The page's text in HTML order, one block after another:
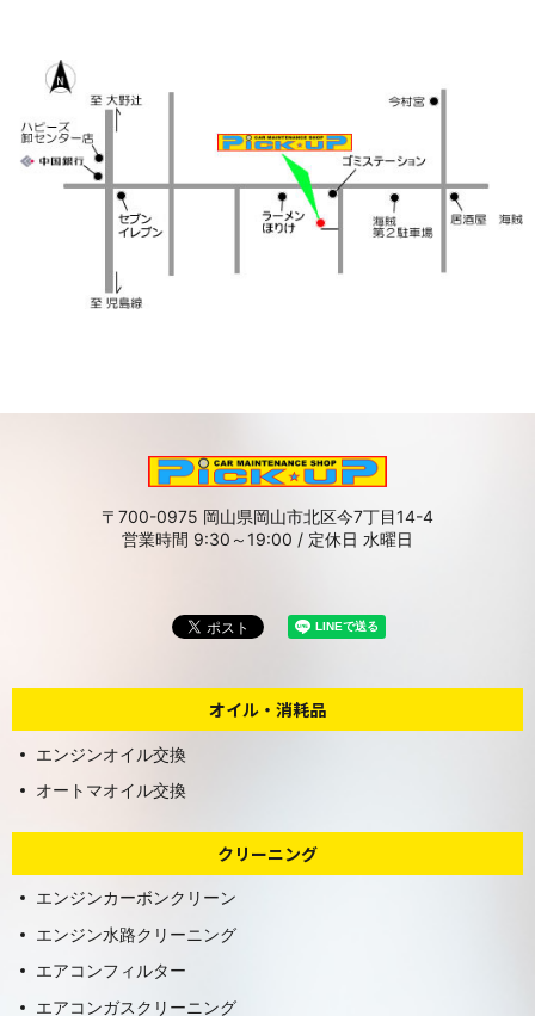
〒700-0975 岡山県岡山市北区今7丁目14-4
営業時間 9:30～19:00 / 定休日 水曜日
オイル・消耗品
エンジンオイル交換
オートマオイル交換
クリーニング
エンジンカーボンクリーン
エンジン水路クリーニング
エアコンフィルター
エアコンガスクリーニング